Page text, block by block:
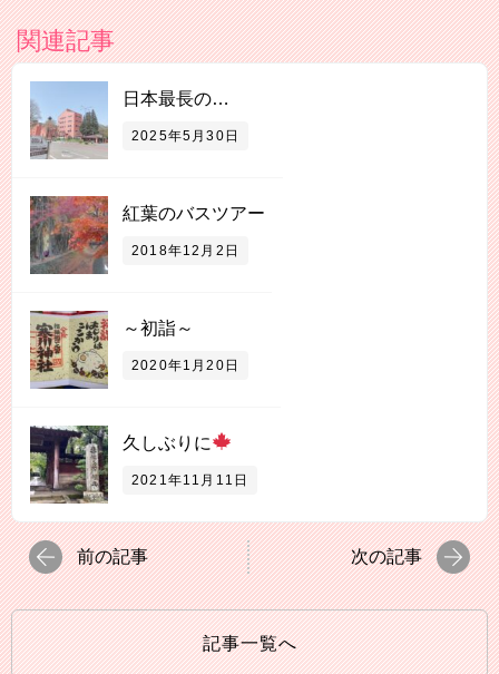
関連記事
日本最長の…
2025年5月30日
紅葉のバスツアー
2018年12月2日
～初詣～
2020年1月20日
久しぶりに
2021年11月11日
前の記事 次の記事
記事一覧へ